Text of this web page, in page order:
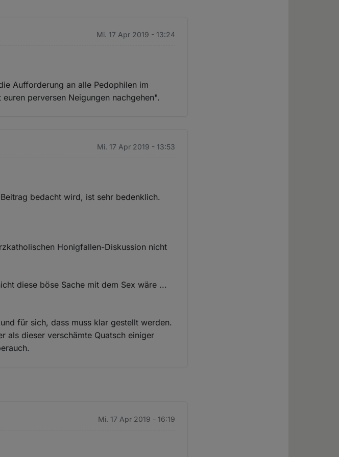
Mi. 17 Apr 2019 - 13:24
Aufforderung an alle Pedophilen im
perversen Neigungen nachgehen".
Mi. 17 Apr 2019 - 13:53
bedacht wird, ist sehr bedenklich.
Honigfallen-Diskussion nicht
diese böse Sache mit dem Sex wäre ...
für sich, dass muss klar gestellt werden.
als dieser verschämte Quatsch einiger
Mi. 17 Apr 2019 - 16:19